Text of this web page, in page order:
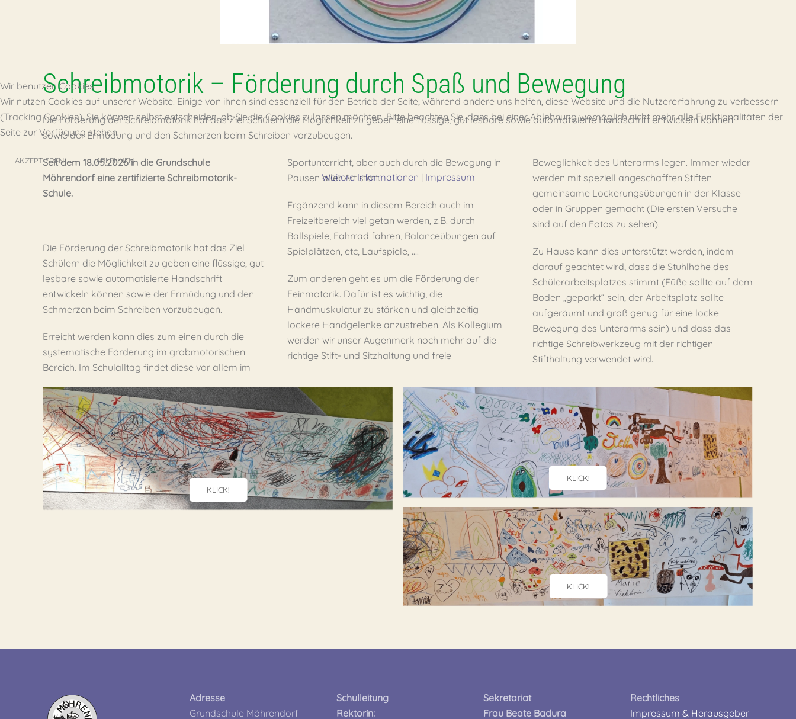
Schreibmotorik – Förderung durch Spaß und Bewegung
Die Förderung der Schreibmotorik hat das Ziel Schülern die Möglichkeit zu geben eine flüssige, gut lesbare sowie automatisierte Handschrift entwickeln können
sowie der Ermüdung und den Schmerzen beim Schreiben vorzubeugen.
Seit dem 18.05.2026 in die Grundschule
Möhrendorf eine zertifizierte Schreibmotorik-
Schule.
Die Förderung der Schreibmotorik hat das Ziel
Schülern die Möglichkeit zu geben eine flüssige, gut
lesbare sowie automatisierte Handschrift
entwickeln können sowie der Ermüdung und den
Schmerzen beim Schreiben vorzubeugen.
Erreicht werden kann dies zum einen durch die
systematische Förderung im grobmotorischen
Bereich. Im Schulalltag findet diese vor allem im
Sportunterricht, aber auch durch die Bewegung in
Pausen aller Art statt.
Ergänzend kann in diesem Bereich auch im
Freizeitbereich viel getan werden, z.B. durch
Ballspiele, Fahrrad fahren, Balanceübungen auf
Spielplätzen, etc, Laufspiele, ….
Zum anderen geht es um die Förderung der
Feinmotorik. Dafür ist es wichtig, die
Handmuskulatur zu stärken und gleichzeitig
lockere Handgelenke anzustreben. Als Kollegium
werden wir unser Augenmerk noch mehr auf die
richtige Stift- und Sitzhaltung und freie
Beweglichkeit des Unterarms legen. Immer wieder
werden mit speziell angeschafften Stiften
gemeinsame Lockerungsübungen in der Klasse
oder in Gruppen gemacht (Die ersten Versuche
sind auf den Fotos zu sehen).
Zu Hause kann dies unterstützt werden, indem
darauf geachtet wird, dass die Stuhlhöhe des
Schülerarbeitsplatzes stimmt (Füße sollte auf dem
Boden „geparkt“ sein, der Arbeitsplatz sollte
aufgeräumt und groß genug für eine locke
Bewegung des Unterarms sein) und dass das
richtige Schreibwerkzeug mit der richtigen
Stifthaltung verwendet wird.
KLICK!
KLICK!
KLICK!
Adresse
Grundschule Möhrendorf
Schulleitung
Rektorin:
Sekretariat
Frau Beate Badura
Rechtliches
Impressum & Herausgeber
Wir benutzen Cookies
Wir nutzen Cookies auf unserer Website. Einige von ihnen sind essenziell für den Betrieb der Seite, während andere uns helfen, diese Website und die Nutzererfahrung zu verbessern
(Tracking Cookies). Sie können selbst entscheiden, ob Sie die Cookies zulassen möchten. Bitte beachten Sie, dass bei einer Ablehnung womöglich nicht mehr alle Funktionalitäten der
Seite zur Verfügung stehen.
AKZEPTIEREN ABLEHNEN
Weitere Informationen | Impressum